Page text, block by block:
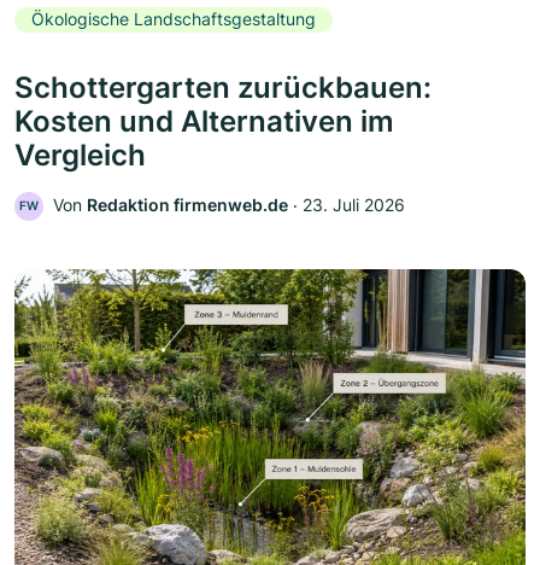
Ökologische Landschaftsgestaltung
Schottergarten zurückbauen:
Kosten und Alternativen im
Vergleich
FW Von Redaktion firmenweb.de ‧ 23. Juli 2026